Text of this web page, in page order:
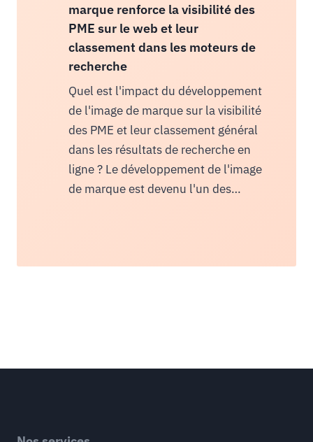
marque renforce la visibilité des
PME sur le web et leur
classement dans les moteurs de
recherche
Quel est l'impact du développement
de l'image de marque sur la visibilité
des PME et leur classement général
dans les résultats de recherche en
ligne ? Le développement de l'image
de marque est devenu l'un des…